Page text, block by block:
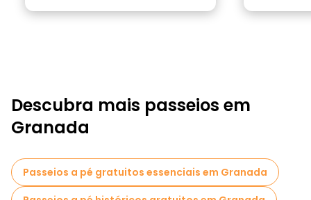
Descubra mais passeios em
Granada
Passeios a pé gratuitos essenciais em Granada